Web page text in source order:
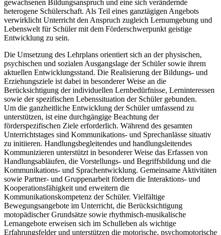
gewachsenen Bildungsanspruch und eine sich verändernde
heterogene Schülerschaft. Als Teil eines ganztägigen Angebots
verwirklicht Unterricht den Anspruch zugleich Lernumgebung und
Lebenswelt für Schüler mit dem Förderschwerpunkt geistige
Entwicklung zu sein.
Die Umsetzung des Lehrplans orientiert sich an der physischen,
psychischen und sozialen Ausgangslage der Schüler sowie ihrem
aktuellen Entwicklungsstand. Die Realisierung der Bildungs- und
Erziehungsziele ist dabei in besonderer Weise an die
Berücksichtigung der individuellen Lernbedürfnisse, Lerninteressen
sowie der spezifischen Lebenssituation der Schüler gebunden.
Um die ganzheitliche Entwicklung der Schüler umfassend zu
unterstützen, ist eine durchgängige Beachtung der
förderspezifischen Ziele erforderlich. Während des gesamten
Unterrichtstages sind Kommunikations- und Sprechanlässe situativ
zu initiieren. Handlungsbegleitendes und handlungsleitendes
Kommunizieren unterstützt in besonderer Weise das Erfassen von
Handlungsabläufen, die Vorstellungs- und Begriffsbildung und die
Kommunikations- und Sprachentwicklung. Gemeinsame Aktivitäten
sowie Partner- und Gruppenarbeit fördern die Interaktions- und
Kooperationsfähigkeit und erweitern die
Kommunikationskompetenz der Schüler. Vielfältige
Bewegungsangebote im Unterricht, die Berücksichtigung
motopädischer Grundsätze sowie rhythmisch-musikalische
Lernangebote erweisen sich im Schulleben als wichtige
Erfahrungsfelder und unterstützen die motorische, psychomotorische